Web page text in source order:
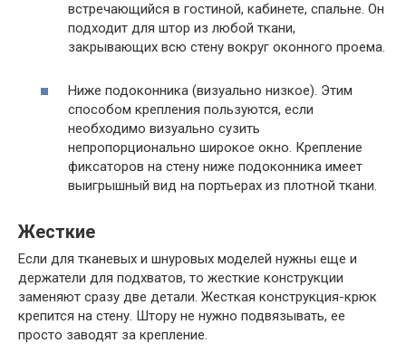
встречающийся в гостиной, кабинете, спальне. Он
подходит для штор из любой ткани,
закрывающих всю стену вокруг оконного проема.
Ниже подоконника (визуально низкое). Этим
способом крепления пользуются, если
необходимо визуально сузить
непропорционально широкое окно. Крепление
фиксаторов на стену ниже подоконника имеет
выигрышный вид на портьерах из плотной ткани.
Жесткие
Если для тканевых и шнуровых моделей нужны еще и
держатели для подхватов, то жесткие конструкции
заменяют сразу две детали. Жесткая конструкция-крюк
крепится на стену. Штору не нужно подвязывать, ее
просто заводят за крепление.